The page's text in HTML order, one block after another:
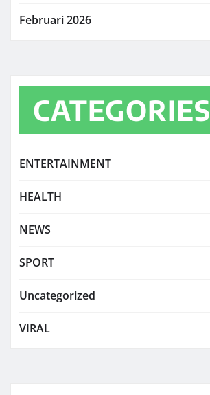
Februari 2026
CATEGORIES
ENTERTAINMENT
HEALTH
NEWS
SPORT
Uncategorized
VIRAL